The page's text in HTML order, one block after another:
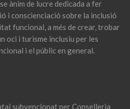
ànim de lucre dedicada a fer
i conscienciació sobre la inclusió
funcional, a més de crear, trobar
oci i turisme inclusiu per les
i el públic en general.
subvencionat per Conselleria